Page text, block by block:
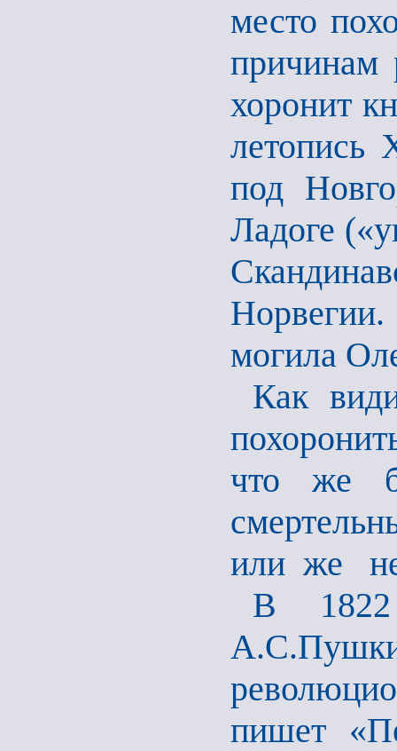
место
причинам
хоронит
летопись
под
Ладоге
могила
Как
что же
или же
В 1822
пишет